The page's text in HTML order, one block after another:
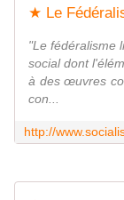
★ Le
"Le fédéralisme
social dont
à des œuvres
con...